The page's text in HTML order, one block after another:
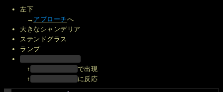
左下
→ アプローチへ
大きなシャンデリア
ステンドグラス
ランプ
↑
で出現
↑
に反応